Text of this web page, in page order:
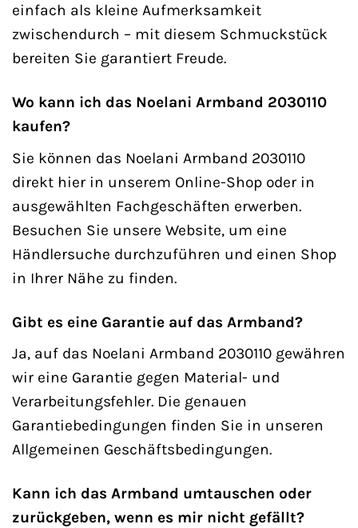
einfach als kleine Aufmerksamkeit
zwischendurch – mit diesem Schmuckstück
bereiten Sie garantiert Freude.
Wo kann ich das Noelani Armband 2030110
kaufen?
Sie können das Noelani Armband 2030110
direkt hier in unserem Online-Shop oder in
ausgewählten Fachgeschäften erwerben.
Besuchen Sie unsere Website, um eine
Händlersuche durchzuführen und einen Shop
in Ihrer Nähe zu finden.
Gibt es eine Garantie auf das Armband?
Ja, auf das Noelani Armband 2030110 gewähren
wir eine Garantie gegen Material- und
Verarbeitungsfehler. Die genauen
Garantiebedingungen finden Sie in unseren
Allgemeinen Geschäftsbedingungen.
Kann ich das Armband umtauschen oder
zurückgeben, wenn es mir nicht gefällt?